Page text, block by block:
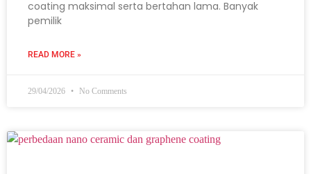
coating maksimal serta bertahan lama. Banyak
pemilik
READ MORE »
29/04/2026 No Comments